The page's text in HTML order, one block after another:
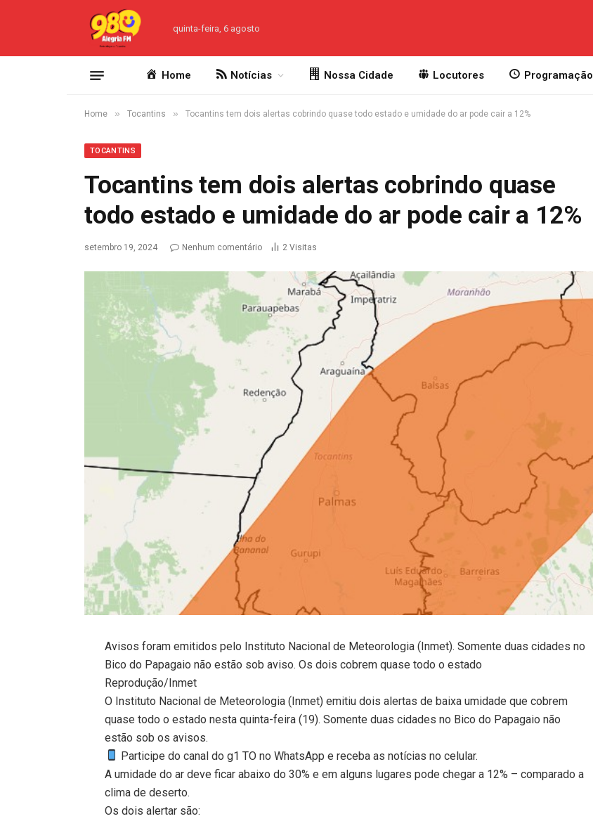
quinta-feira, 6 agosto
Home Notícias Nossa Cidade Locutores Programação
Home » Tocantins » Tocantins tem dois alertas cobrindo quase todo estado e umidade do ar pode cair a 12%
TOCANTINS
Tocantins tem dois alertas cobrindo quase
todo estado e umidade do ar pode cair a 12%
setembro 19, 2024 Nenhum comentário 2 Visitas
Avisos foram emitidos pelo Instituto Nacional de Meteorologia (Inmet). Somente duas cidades no
Bico do Papagaio não estão sob aviso. Os dois cobrem quase todo o estado
Reprodução/Inmet
O Instituto Nacional de Meteorologia (Inmet) emitiu dois alertas de baixa umidade que cobrem
quase todo o estado nesta quinta-feira (19). Somente duas cidades no Bico do Papagaio não
estão sob os avisos.
Participe do canal do g1 TO no WhatsApp e receba as notícias no celular.
A umidade do ar deve ficar abaixo do 30% e em alguns lugares pode chegar a 12% – comparado a
clima de deserto.
Os dois alertar são: